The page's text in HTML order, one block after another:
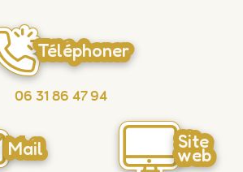
Téléphoner
06 31 86 47 94
Mail Site
web